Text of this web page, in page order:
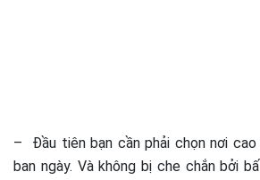
– Đầu tiên bạn cần phải chọn nơi cao
ban ngày. Và không bị che chắn bởi